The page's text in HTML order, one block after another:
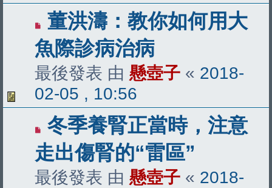
董洪濤：教你如何用大
魚際診病治病
最後發表 由 懸壺子 « 2018-
02-05 , 10:56
冬季養腎正當時，注意
走出傷腎的“雷區”
最後發表 由 懸壺子 « 2018-